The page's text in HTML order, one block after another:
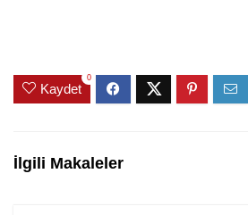
Kaydet
0
İlgili Makaleler